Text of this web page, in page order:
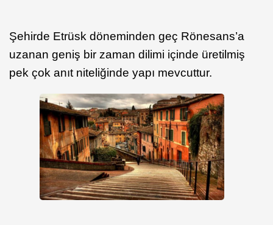
Şehirde Etrüsk döneminden geç Rönesans’a
uzanan geniş bir zaman dilimi içinde üretilmiş
pek çok anıt niteliğinde yapı mevcuttur.